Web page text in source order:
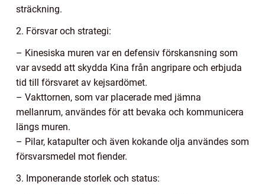
sträckning.
2. Försvar och strategi:
– Kinesiska muren var en defensiv förskansning som
var avsedd att skydda Kina från angripare och erbjuda
tid till försvaret av kejsardömet.
– Vakttornen, som var placerade med jämna
mellanrum, användes för att bevaka och kommunicera
längs muren.
– Pilar, katapulter och även kokande olja användes som
försvarsmedel mot fiender.
3. Imponerande storlek och status: